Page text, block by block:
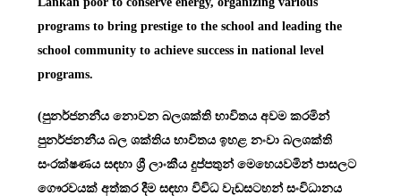
programs to bring prestige to the school and leading the
school community to achieve success in national level
programs.
(පුනර්ජනනීය නොවන බලශක්ති භාවිතය අවම කරමින්
පුනර්ජනනීය බල ශක්තිය භාවිතය ඉහළ නංවා බලශක්ති
සංරක්ෂණය සඳහා ශ්‍රී ලාංකීය දුප්පතුන් මෙහෙයවමින් පාසලට
ගෞරවයක් අත්කර දීම සඳහා විවිධ වැඩසටහන් සංවිධානය